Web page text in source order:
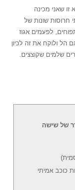
זו שאני מכינה
שונות של
לפעמים אגוז
ולוקח את זה לכיון
שלמים שקוצצים.
של שישה
כוכב אמיתי